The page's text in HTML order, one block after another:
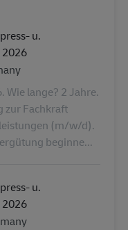
u.
Wie lange? 2 Jahre.
zur Fachkraft
(m/w/d).
beginne...
u.